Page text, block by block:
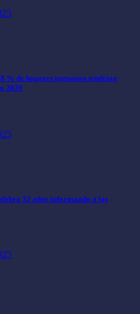
% de hogares peruanos tendrían
2026
32 años informando a los